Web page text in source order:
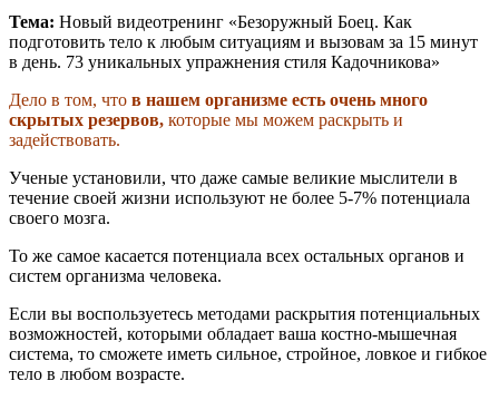
Тема: Новый видеотренинг «Безоружный Боец. Как
подготовить тело к любым ситуациям и вызовам за 15 минут
в день. 73 уникальных упражнения стиля Кадочникова»
Дело в том, что в нашем организме есть очень много
скрытых резервов, которые мы можем раскрыть и
задействовать.
Ученые установили, что даже самые великие мыслители в
течение своей жизни используют не более 5-7% потенциала
своего мозга.
То же самое касается потенциала всех остальных органов и
систем организма человека.
Если вы воспользуетесь методами раскрытия потенциальных
возможностей, которыми обладает ваша костно-мышечная
система, то сможете иметь сильное, стройное, ловкое и гибкое
тело в любом возрасте.